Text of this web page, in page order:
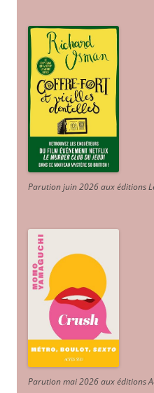
Parution juin 2026 aux éditions
Parution mai 2026 aux éditions